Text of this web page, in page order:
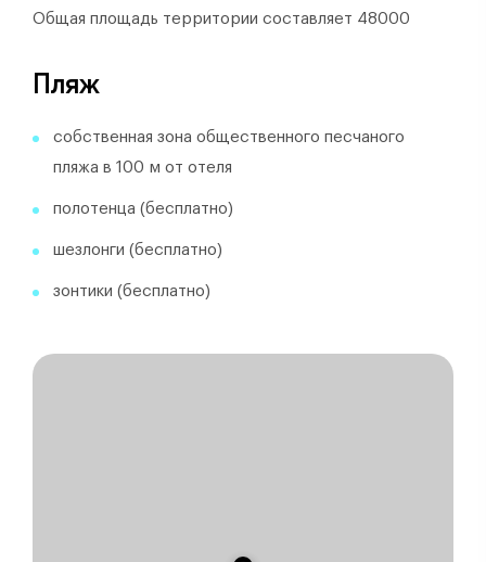
Общая площадь территории составляет 48000
Пляж
собственная зона общественного песчаного
пляжа в 100 м от отеля
полотенца (бесплатно)
шезлонги (бесплатно)
зонтики (бесплатно)